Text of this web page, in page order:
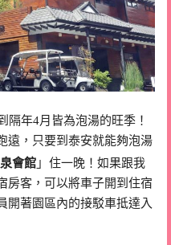
年4月皆為泡湯的旺季！
遠，只要到泰安就能夠泡湯
會館 」
住一晚！如果跟我
房客，可以將車子開到住宿
開著園區內的接駁車抵達入